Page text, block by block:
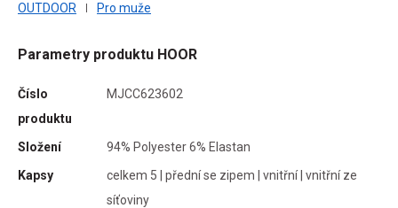
OUTDOOR Pro muže
Parametry produktu HOOR
Číslo
produktu
MJCC623602
Složení
94% Polyester 6% Elastan
Kapsy
celkem 5 | přední se zipem | vnitřní | vnitřní ze
síťoviny